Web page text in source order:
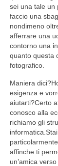
sei una tale un
faccio una
nondimeno
afferrare una
contorno una
quanto questa
fotografico.
Maniera
esigenza e
aiutarti?Certo
conosco alla
richiamo gli
affinche ti
un’amica